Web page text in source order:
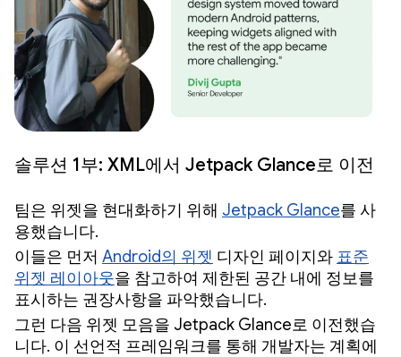
솔루션 1부: XML에서 Jetpack Glance로 이전
팀은 위젯을 현대화하기 위해 Jetpack Glance를 사
용했습니다.
이들은 먼저 Android의 위젯 디자인 페이지와 표준
위젯 레이아웃을 참고하여 제한된 공간 내에 정보를
표시하는 권장사항을 파악했습니다.
그런 다음 위젯 모음을 Jetpack Glance로 이전했습
니다. 이 선언적 프레임워크를 통해 개발자는 계획에